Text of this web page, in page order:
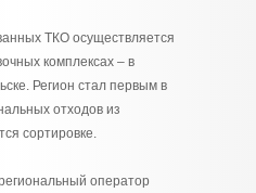
ТКО осуществляется
комплексах – в
Регион стал первым в
отходов из
сортировке.
оператор